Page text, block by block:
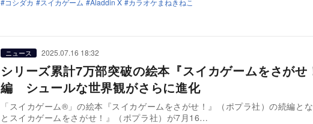
コシダカ
スイカゲーム Aladdin X カラオケまねきねこ
ニュース 2025.07.16 18:32
シリーズ累計7万部突破の絵本『スイカゲームをさがせ
編 シュールな世界観がさらに進化
「スイカゲーム®」の絵本『スイカゲームをさがせ！』（ポプラ社）の続編と
とスイカゲームをさがせ！』（ポプラ社）が7月16…